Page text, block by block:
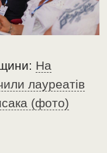
На
лауреатів
(фото)